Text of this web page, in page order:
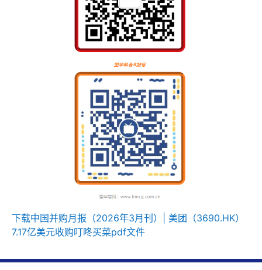
下载中国并购月报（2026年3月刊）| 美团（3690.HK）
7.17亿美元收购叮咚买菜pdf文件